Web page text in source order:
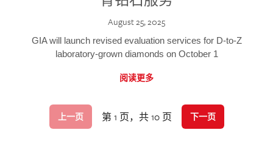
August 25, 2025
GIA will launch revised evaluation services for D-to-Z
laboratory-grown diamonds on October 1
阅读更多
上一页 第 1 页，共 10 页 下一页